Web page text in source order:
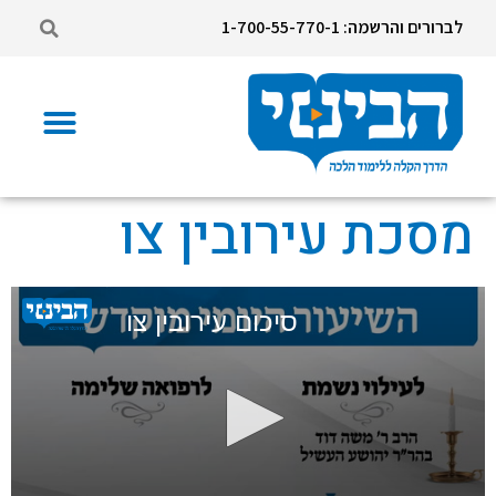
לברורים והרשמה: 1-700-55-770-1
מסכת עירובין צו
סיכום עירובין צו